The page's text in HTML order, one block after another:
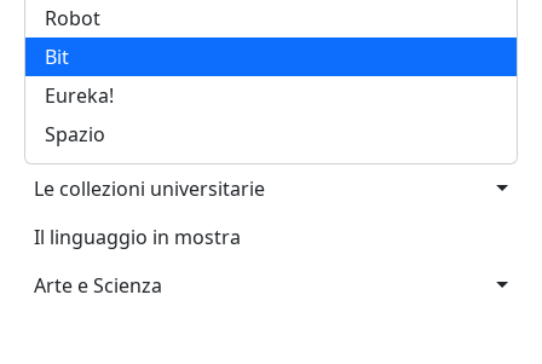
Robot
Bit
Eureka!
Spazio
Le collezioni universitarie
Il linguaggio in mostra
Arte e Scienza